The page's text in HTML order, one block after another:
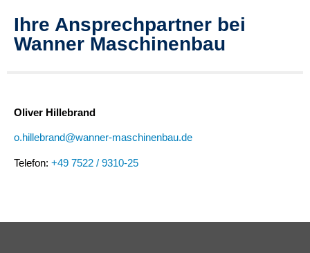
Ihre Ansprechpartner bei
Wanner Maschinenbau
Oliver Hillebrand
o.hillebrand@wanner-maschinenbau.de
Telefon: +49 7522 / 9310-25